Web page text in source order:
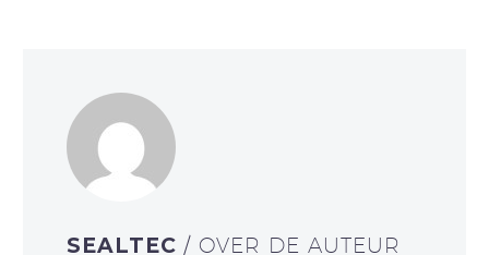
SEALTEC / OVER DE AUTEUR